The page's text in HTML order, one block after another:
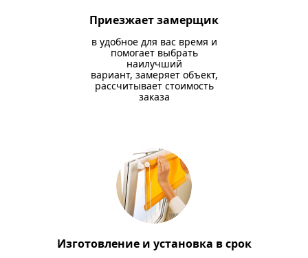
Приезжает замерщик
в удобное для вас время и
помогает выбрать
наилучший
вариант, замеряет объект,
рассчитывает стоимость
заказа
Изготовление и установка в срок